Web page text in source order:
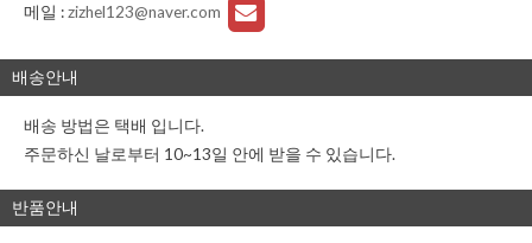
메일 :zizhel123@naver.com
배송안내
배송 방법은 택배 입니다.
주문하신 날로부터 10~13일 안에 받을 수 있습니다.
반품안내